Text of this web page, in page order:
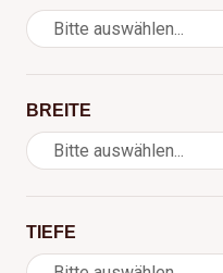
BREITE
TIEFE